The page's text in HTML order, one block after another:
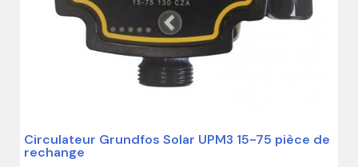
Circulateur Grundfos Solar UPM3 15-75 pièce de
rechange